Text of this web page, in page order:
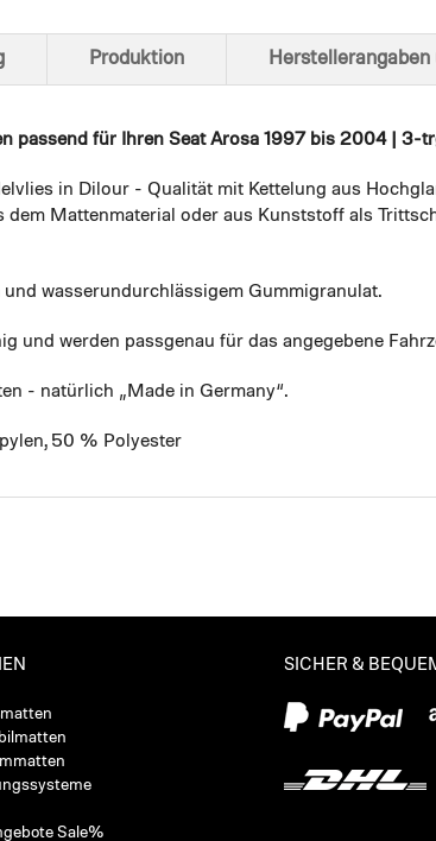
passend für Ihren Seat Arosa 1997 bis 2004 | 3-
in Dilour - Qualität mit Kettelung aus
Mattenmaterial oder aus Kunststoff als
wasserundurchlässigem Gummigranulat.
und werden passgenau für das angegebene
- natürlich „Made in Germany“.
50 % Polyester
Produktion
Sale%
SICHER &